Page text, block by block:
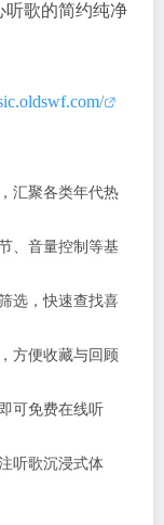
听歌的简约纯净
汇聚各类年代热
、音量控制等基
选，快速查找喜
方便收藏与回顾
可免费在线听
听歌沉浸式体